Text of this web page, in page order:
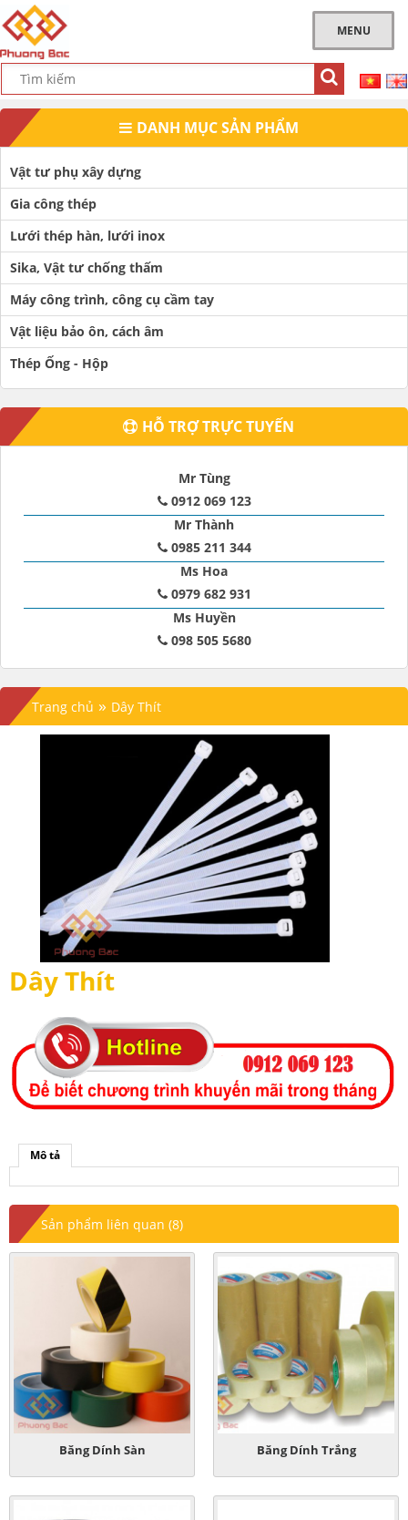
MENU
DANH MỤC SẢN PHẨM
Vật tư phụ xây dựng
Gia công thép
Lưới thép hàn, lưới inox
Sika, Vật tư chống thấm
Máy công trình, công cụ cầm tay
Vật liệu bảo ôn, cách âm
Thép Ống - Hộp
HỖ TRỢ TRỰC TUYẾN
Mr Tùng
0912 069 123
Mr Thành
0985 211 344
Ms Hoa
0979 682 931
Ms Huyền
098 505 5680
Trang chủ » Dây Thít
Dây Thít
Mô tả
Sản phẩm liên quan (8)
Băng Dính Sàn Băng Dính Trắng